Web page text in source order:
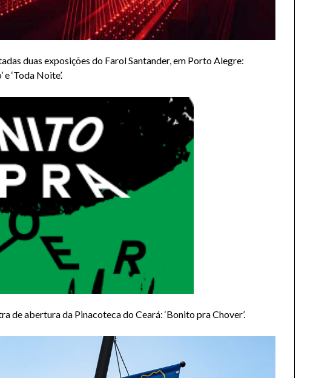
duas exposições do Farol Santander, em Porto Alegre:
‘Toda Noite’.
de abertura da Pinacoteca do Ceará: ‘Bonito pra Chover’.